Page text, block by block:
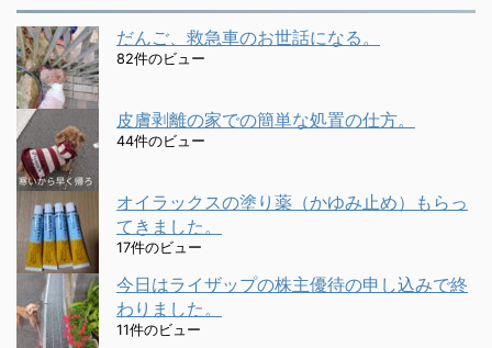
だんご、救急車のお世話になる。
82件のビュー
皮膚剥離の家での簡単な処置の仕方。
44件のビュー
オイラックスの塗り薬（かゆみ止め）もらっ
てきました。
17件のビュー
今日はライザップの株主優待の申し込みで終
わりました。
11件のビュー